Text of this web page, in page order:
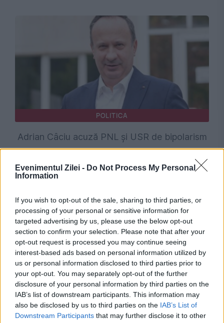
Evenimentul Zilei - Do Not Process My Personal
Information
If you wish to opt-out of the sale, sharing to third parties, or
processing of your personal or sensitive information for
targeted advertising by us, please use the below opt-out
section to confirm your selection. Please note that after your
opt-out request is processed you may continue seeing
interest-based ads based on personal information utilized by
us or personal information disclosed to third parties prior to
your opt-out. You may separately opt-out of the further
disclosure of your personal information by third parties on the
IAB’s list of downstream participants. This information may
also be disclosed by us to third parties on the IAB’s List of
Downstream Participants that may further disclose it to other
POLITICA
Adrian Câciu acuză PNL și USR de bipolarism
POLITICA
PSD cere activarea mecanismului european
de urgență pentru energie și susține